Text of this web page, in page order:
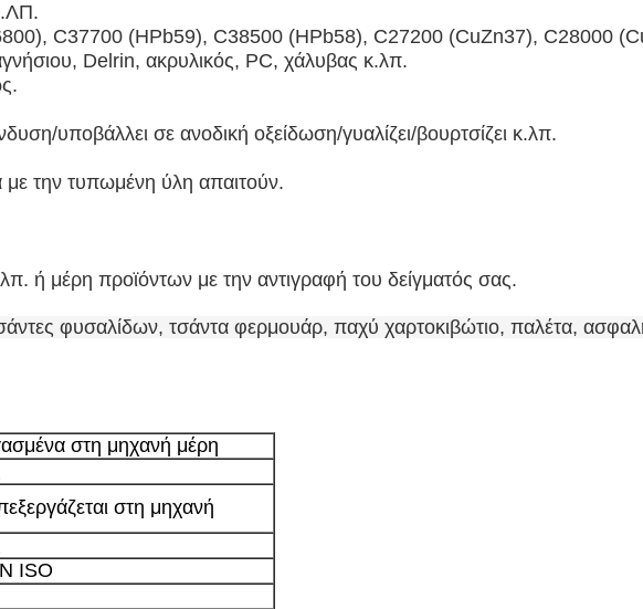
C37700 (HPb59), C38500 (HPb58), C27200 (CuZn37), C28000
Delrin, ακρυλικός, PC, χάλυβας κ.λπ.
υποβάλλει σε ανοδική οξείδωση/γυαλίζει/βουρτσίζει κ.λπ.
την τυπωμένη ύλη απαιτούν.
ή μέρη προϊόντων με την αντιγραφή του δείγματός σας.
φυσαλίδων, τσάντα φερμουάρ, παχύ χαρτοκιβώτιο, παλέτα,
στη μηχανή μέρη
στη μηχανή
ISO